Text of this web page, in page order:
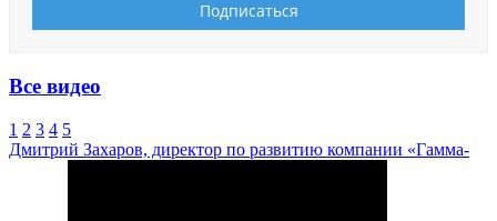
Все видео
1 2 3 4 5
Дмитрий Захаров, директор по развитию компании «Гамма-